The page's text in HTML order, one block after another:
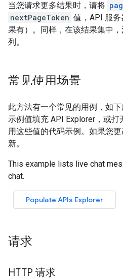
当您请求更多结果时，请将
nextPageToken 值，API 服
果有）。同样，在该结果集中
列。
常见使用场景
请求
HTTP 请求